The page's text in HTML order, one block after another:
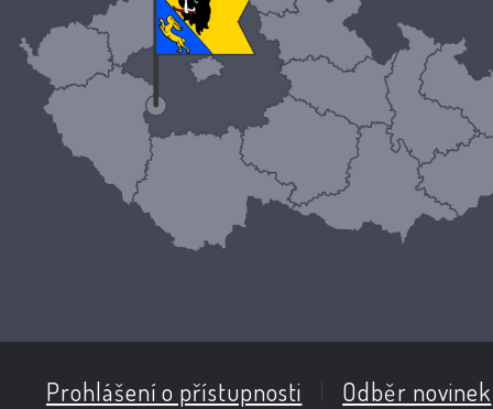
Prohlášení o přístupnosti Odběr novinek